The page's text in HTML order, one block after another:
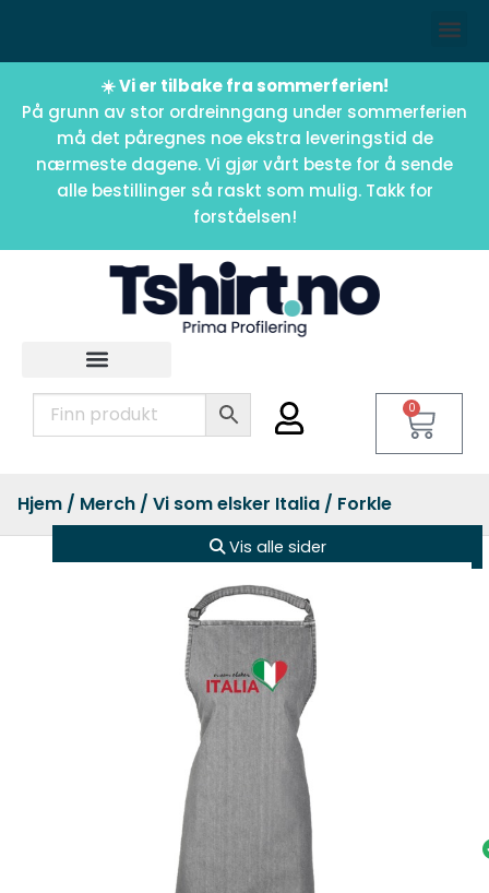
☀️ Vi er tilbake fra sommerferien!
På grunn av stor ordreinngang under sommerferien
må det påregnes noe ekstra leveringstid de
nærmeste dagene. Vi gjør vårt beste for å sende
alle bestillinger så raskt som mulig. Takk for
forståelsen!
0
Hjem / Merch / Vi som elsker Italia / Forkle
Vis alle sider